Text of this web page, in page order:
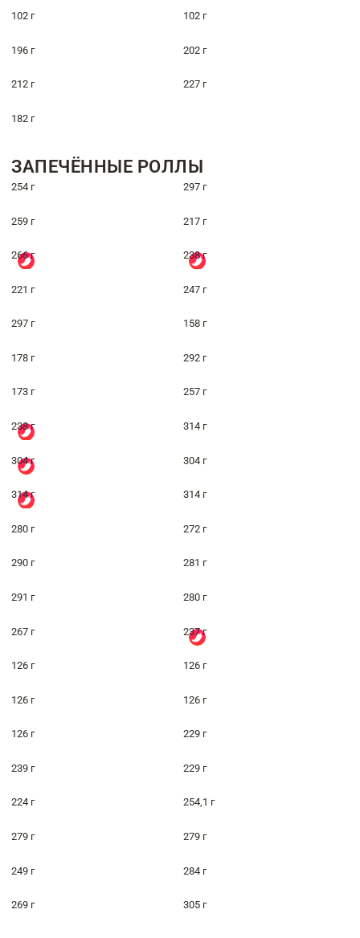
102 г 102 г
196 г 202 г
212 г 227 г
182 г
ЗАПЕЧЁННЫЕ РОЛЛЫ
254 г 297 г
259 г 217 г
266 г 238 г
221 г 247 г
297 г 158 г
178 г 292 г
173 г 257 г
238 г 314 г
304 г 304 г
314 г 314 г
280 г 272 г
290 г 281 г
291 г 280 г
267 г 237 г
126 г 126 г
126 г 126 г
126 г 229 г
239 г 229 г
224 г 254,1 г
279 г 279 г
249 г 284 г
269 г 305 г